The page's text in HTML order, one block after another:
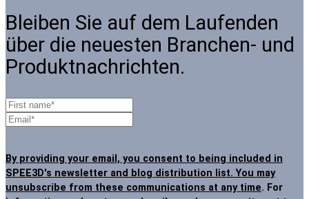
Bleiben Sie auf dem Laufenden
über die neuesten Branchen- und
Produktnachrichten.
By providing your email, you consent to being included in
SPEE3D's newsletter and blog distribution list. You may
unsubscribe from these communications at any time. For